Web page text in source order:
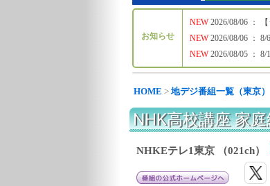
お知らせ
NEW
NEW
NEW
2026/08/06 ：
2026/08/06 ：
2026/08/05 ：
HOME > 地デジ番組一覧（東京）
NHK高校講座 家
NHKEテレ1東京 （021ch）